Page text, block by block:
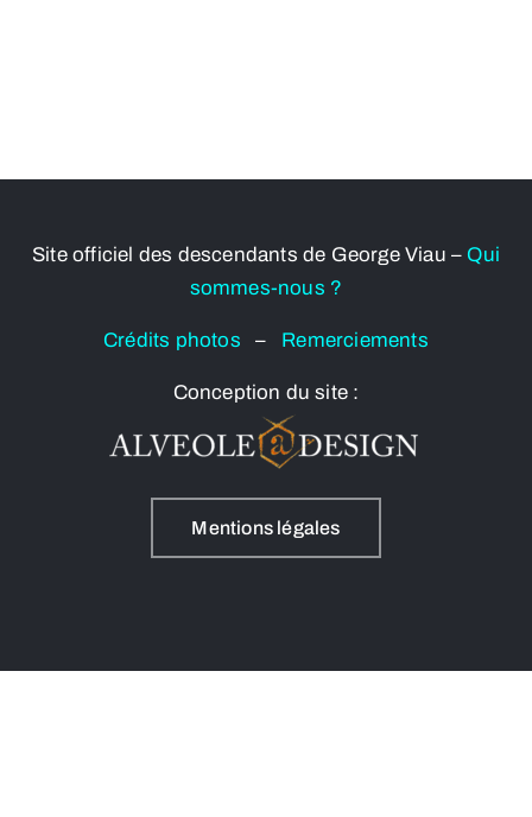
Site officiel des descendants de George Viau – Qui
sommes-nous ?
Crédits photos– Remerciements
Conception du site :
Mentions légales